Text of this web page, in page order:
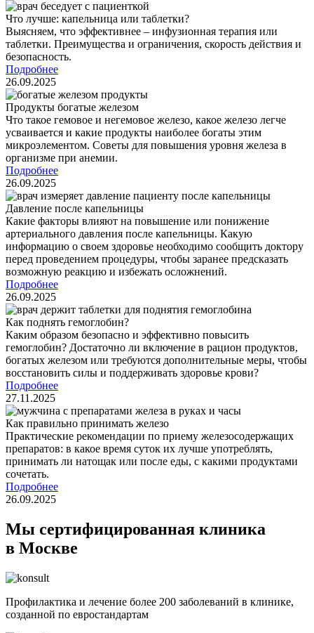
Что лучше: капельница или таблетки?
Выясняем, что эффективнее – инфузионная терапия или
таблетки. Преимущества и ограничения, скорость действия и
безопасность.
Подробнее
26.09.2025
Продукты богатые железом
Что такое гемовое и негемовое железо, какое железо легче
усваивается и какие продукты наиболее богаты этим
микроэлементом. Советы для повышения уровня железа в
организме при анемии.
Подробнее
26.09.2025
Давление после капельницы
Какие факторы влияют на повышение или понижение
артериального давления после капельницы. Какую
информацию о своем здоровье необходимо сообщить доктору
перед проведением процедуры, чтобы заранее предсказать
возможную реакцию и избежать осложнений.
Подробнее
26.09.2025
Как поднять гемоглобин?
Каким образом безопасно и эффективно повысить
гемоглобин? Достаточно ли включение в рацион продуктов,
богатых железом или требуются дополнительные меры, чтобы
восстановить силы и поддерживать здоровье крови?
Подробнее
27.11.2025
Как правильно принимать железо
Практические рекомендации по приему железосодержащих
препаратов: в какое время суток их лучше употреблять,
принимать ли натощак или после еды, с какими продуктами
сочетать.
Подробнее
26.09.2025
Мы сертифицированная клиника
в Москве
Профилактика и лечение более 200 заболеваний в клинике,
созданной по евростандартам